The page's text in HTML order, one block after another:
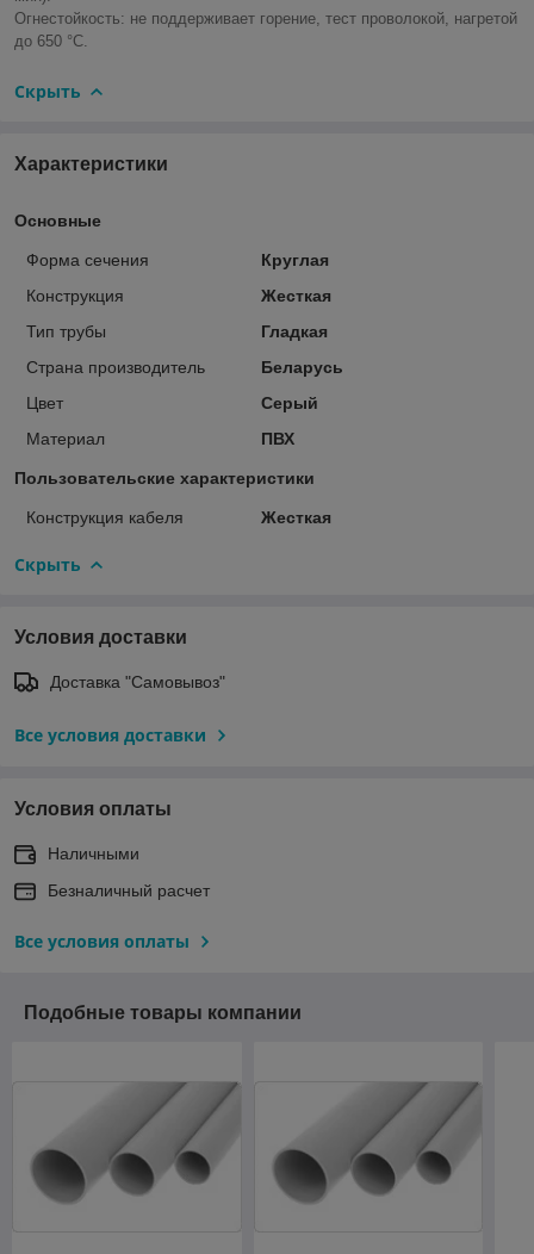
Огнестойкость: не поддерживает горение, тест проволокой, нагретой
до 650 °С.
Скрыть
Характеристики
Основные
Форма сечения
Круглая
Конструкция
Жесткая
Тип трубы
Гладкая
Страна производитель
Беларусь
Цвет
Серый
Материал
ПВХ
Пользовательские характеристики
Конструкция кабеля Жесткая
Скрыть
Условия доставки
Доставка "Самовывоз"
Все условия доставки
Условия оплаты
Наличными
Безналичный расчет
Все условия оплаты
Подобные товары компании